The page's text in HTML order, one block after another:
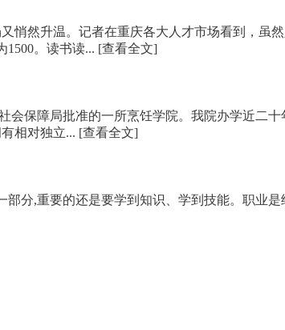
悄然升温。记者在重庆各大人才市场看到，
1500。读书读... [查看全文]
会保障局批准的一所烹饪学院。我院办学近二
相对独立... [查看全文]
分,重要的还是要学到知识、学到技能。职业